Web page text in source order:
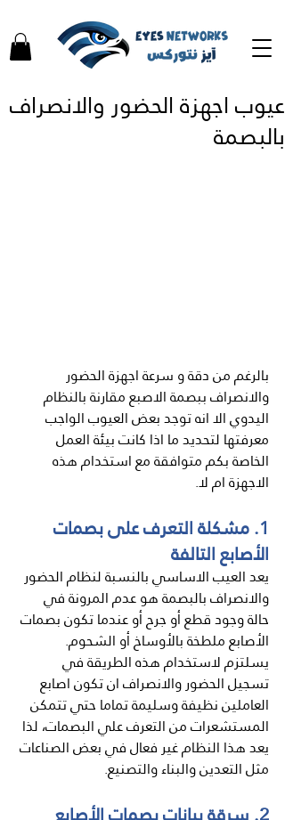
عيوب اجهزة الحضور والانصراف
بالبصمة
بالرغم من دقة و سرعة اجهزة الحضور
والانصراف ببصمة الاصبع مقارنة بالنظام
اليدوي الا انه توجد بعض العيوب الواجب
معرفتها لتحديد ما اذا كانت بيئة العمل
الخاصة بكم متوافقة مع استخدام هذه
الاجهزة ام لا.
1. مشكلة التعرف على بصمات
الأصابع التالفة
يعد العيب الاساسي بالنسبة لنظام الحضور
والانصراف بالبصمة هو عدم المرونة في
حالة وجود قطع أو جرح أو عندما تكون بصمات
الأصابع ملطخة بالأوساخ أو الشحوم.
يسلتزم لاستخدام هذه الطريقة في
تسجيل الحضور والانصراف ان تكون اصابع
العاملين نظيفة وسليمة تماما حتي تتمكن
المستشعرات من التعرف علي البصمات، لذا
يعد هذا النظام غير فعال في بعض الصناعات
مثل التعدين والبناء والتصنيع.